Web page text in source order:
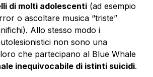
di molti adolescenti (ad esempio
o ascoltare musica “triste”
Allo stesso modo i
non sono una
che partecipano al Blue Whale
inequivocabile di istinti suicidi.